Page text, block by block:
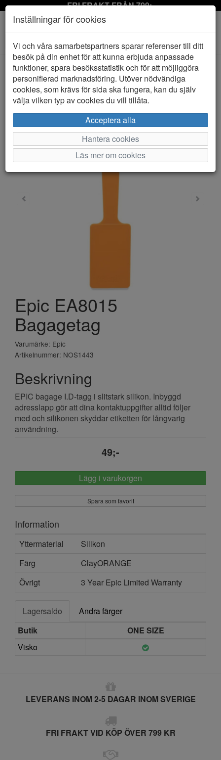
FRI FRAKT FRÅN 799:-
Toggle
navigation
HEM EPIC
Epic EA8015
Bagagetag
Varumärke: Epic
Artikelnummer: NOS1443
Beskrivning
EPIC bagage I.D-tagg i slitstark silikon. Inbyggd
adresslapp gör att dina kontaktuppgifter alltid följer
med och silikonen skyddar etiketten för långvarig
användning.
49;-
Lägg i varukorgen
Spara som favorit
Information
Yttermaterial
Silikon
Färg
ClayORANGE
Övrigt
3 Year Epic Limited Warranty
Lagersaldo
Andra färger
Butik
ONE SIZE
Visko
LEVERANS INOM 2-5 DAGAR INOM SVERIGE
FRI FRAKT VID KÖP ÖVER 799 KR
Inställningar för cookies
Vi och våra samarbetspartners sparar referenser till ditt
besök på din enhet för att kunna erbjuda anpassade
funktioner, spara besöksstatistik och för att möjliggöra
personifierad marknadsföring. Utöver nödvändiga
cookies, som krävs för sida ska fungera, kan du själv
välja vilken typ av cookies du vill tillåta.
Acceptera alla
Hantera cookies
Läs mer om cookies